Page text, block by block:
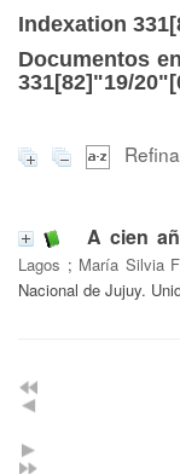
Indexation
Documentos
331[82]"19/
A cien
Lagos ; María Silvia
Nacional de Jujuy.